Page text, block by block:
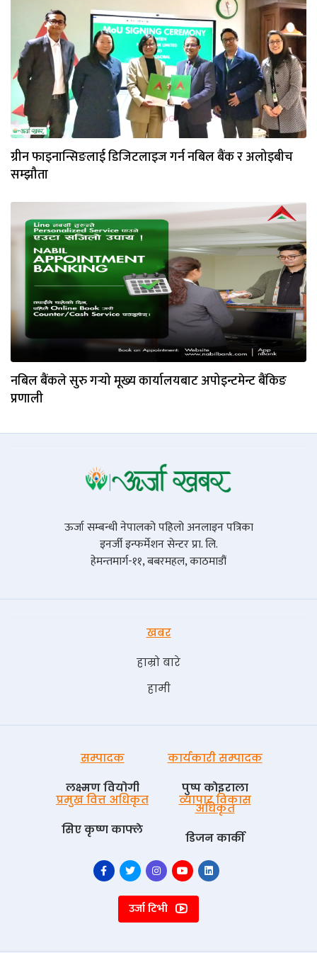
ग्रीन फाइनान्सिङलाई डिजिटलाइज गर्न नबिल बैंक र अलोइबीच
सम्झौता
नबिल बैंकले सुरु गर्‍यो मूख्य कार्यालयबाट अपोइन्टमेन्ट बैंकिङ
प्रणाली
ऊर्जा सम्बन्धी नेपालको पहिलो अनलाइन पत्रिका
इनर्जी इन्फर्मेशन सेन्टर प्रा. लि.
हेमन्तमार्ग-११, बबरमहल, काठमाडौं
खबर
हाम्रो बारे
हामी
सम्पादक
लक्ष्मण वियोगी
कार्यकारी सम्पादक
पुष्प काेइराला
प्रमुख वित्त अधिकृत
सिए कृष्ण काफ्ले
व्यापार विकास
अधिकृत
डिजन कार्की
उर्जा टिभी